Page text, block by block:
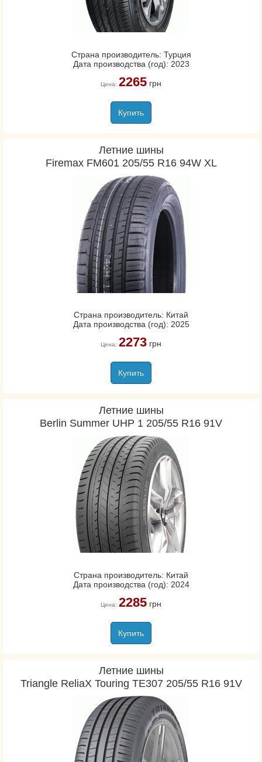
Страна производитель: Турция
Дата производства (год): 2023
Цена: 2265грн
Купить
Летние шины
Firemax FM601 205/55 R16 94W XL
Страна производитель: Китай
Дата производства (год): 2025
Цена: 2273грн
Купить
Летние шины
Berlin Summer UHP 1 205/55 R16 91V
Страна производитель: Китай
Дата производства (год): 2024
Цена: 2285грн
Купить
Летние шины
Triangle ReliaX Touring TE307 205/55 R16 91V